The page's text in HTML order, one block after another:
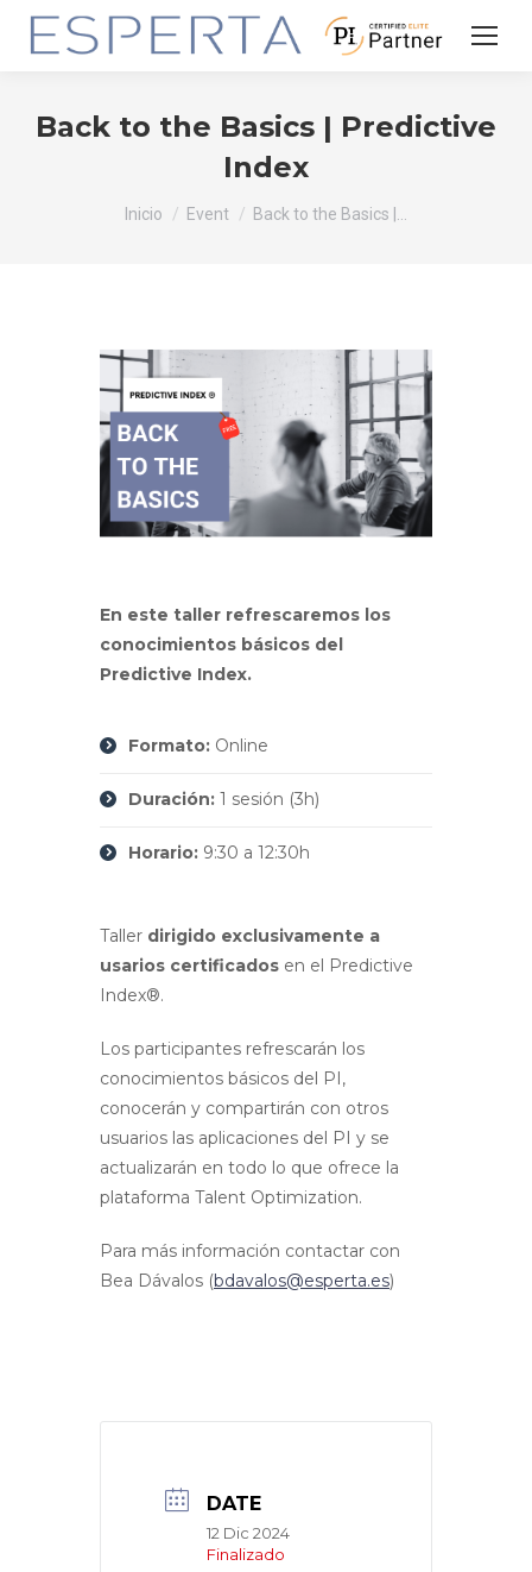
Back to the Basics | Predictive
Index
Estás aquí:
Inicio Event Back to the Basics |…
En este taller refrescaremos los
conocimientos básicos del
Predictive Index.
Formato: Online
Duración: 1 sesión (3h)
Horario: 9:30 a 12:30h
Taller dirigido exclusivamente a
usarios certificados en el Predictive
Index®.
Los participantes refrescarán los
conocimientos básicos del PI,
conocerán y compartirán con otros
usuarios las aplicaciones del PI y se
actualizarán en todo lo que ofrece la
plataforma Talent Optimization.
Para más información contactar con
Bea Dávalos (bdavalos@esperta.es)
DATE
12 Dic 2024
Finalizado